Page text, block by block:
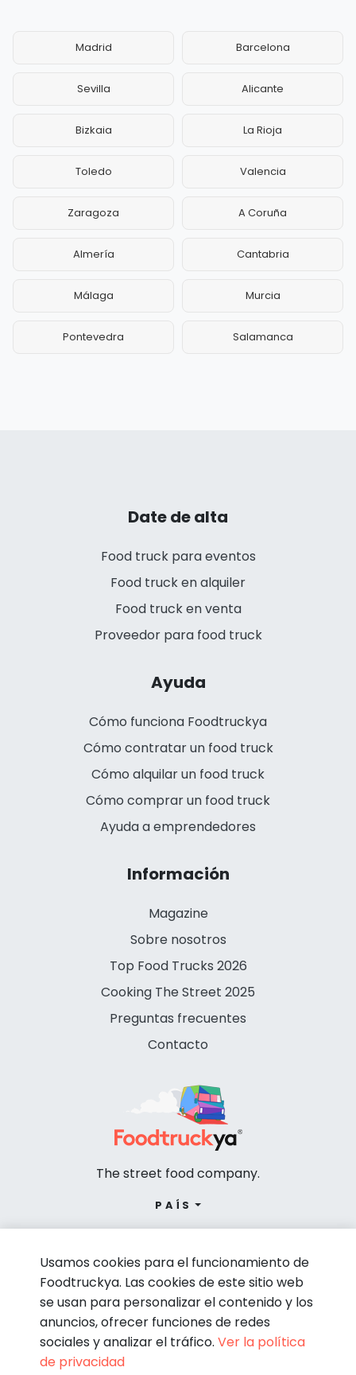
Madrid Barcelona
Sevilla Alicante
Bizkaia La Rioja
Toledo Valencia
Zaragoza A Coruña
Almería Cantabria
Málaga Murcia
Pontevedra Salamanca
Date de alta
Food truck para eventos
Food truck en alquiler
Food truck en venta
Proveedor para food truck
Ayuda
Cómo funciona Foodtruckya
Cómo contratar un food truck
Cómo alquilar un food truck
Cómo comprar un food truck
Ayuda a emprendedores
Información
Magazine
Sobre nosotros
Top Food Trucks 2026
Cooking The Street 2025
Preguntas frecuentes
Contacto
The street food company.
PAÍS
© Foodtruckya 2026
Usamos cookies para el funcionamiento de
Foodtruckya. Las cookies de este sitio web
se usan para personalizar el contenido y los
anuncios, ofrecer funciones de redes
sociales y analizar el tráfico. Ver la política
de privacidad